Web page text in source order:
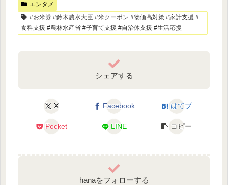
エンタメ
#お米券 #鈴木農水大臣 #米クーポン #物価高対策 #家計支援 #
食料支援 #農林水産省 #子育て支援 #自治体支援 #生活応援
シェアする
X Facebook はてブ
Pocket LINE コピー
hanaをフォローする